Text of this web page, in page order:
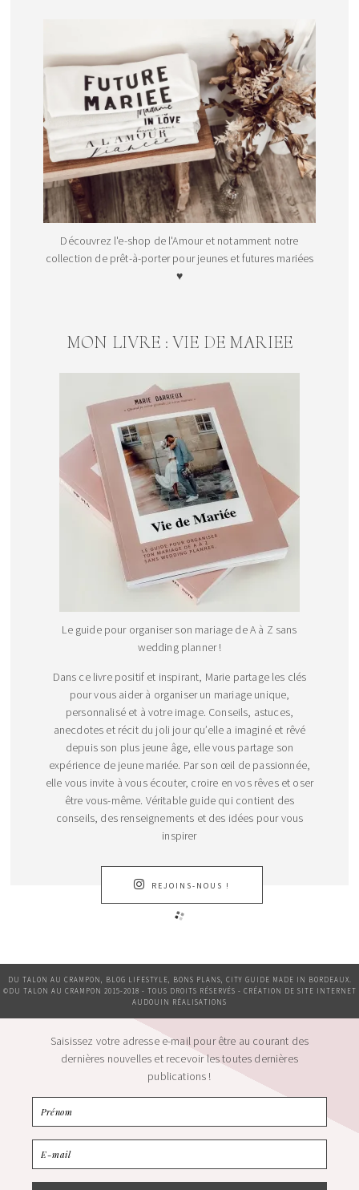
Découvrez l'e-shop de l'Amour et notamment notre
collection de prêt-à-porter pour jeunes et futures mariées
♥
MON LIVRE : VIE DE MARIEE
Le guide pour organiser son mariage de A à Z sans
wedding planner !
Dans ce livre positif et inspirant, Marie partage les clés
pour vous aider à organiser un mariage unique,
personnalisé et à votre image. Conseils, astuces,
anecdotes et récit du joli jour qu’elle a imaginé et rêvé
depuis son plus jeune âge, elle vous partage son
expérience de jeune mariée. Par son œil de passionnée,
elle vous invite à vous écouter, croire en vos rêves et oser
être vous-même. Véritable guide qui contient des
conseils, des renseignements et des idées pour vous
inspirer
REJOINS-NOUS !
DU TALON AU CRAMPON, BLOG LIFESTYLE, BONS PLANS, CITY GUIDE MADE IN BORDEAUX.
©DU TALON AU CRAMPON 2015-2018 - TOUS DROITS RÉSERVÉS - CRÉATION DE SITE INTERNET
AUDOUIN RÉALISATIONS
Saisissez votre adresse e-mail pour être au courant des
dernières nouvelles et recevoir les toutes dernières
publications !